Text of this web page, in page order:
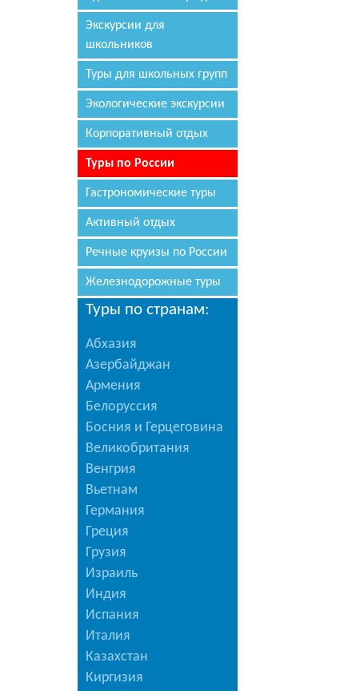
Экскурсии для
школьников
Туры для школьных групп
Экологические экскурсии
Корпоративный отдых
Туры по России
Гастрономические туры
Активный отдых
Речные круизы по России
Железнодорожные туры
Туры по странам:
Абхазия
Азербайджан
Армения
Белоруссия
Босния и Герцеговина
Великобритания
Венгрия
Вьетнам
Германия
Греция
Грузия
Израиль
Индия
Испания
Италия
Казахстан
Киргизия